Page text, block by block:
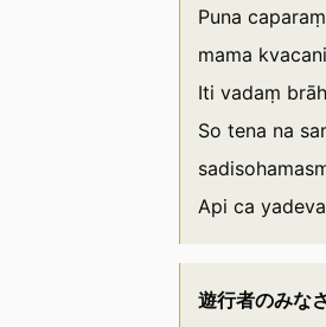
Puna
mama
Iti vadaṃ
So tena na
Api ca
遊行者のみな